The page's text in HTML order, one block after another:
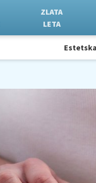
ZLATA
LETA